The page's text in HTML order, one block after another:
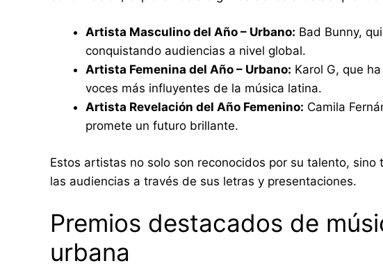
Artista Masculino del Año – Urbano: Bad Bunny,
conquistando audiencias a nivel global.
Artista Femenina del Año – Urbano: Karol G, que
voces más influyentes de la música latina.
Artista Revelación del Año Femenino: Camila
promete un futuro brillante.
Estos artistas no solo son reconocidos por su talento,
las audiencias a través de sus letras y presentaciones.
Premios destacados de
urbana